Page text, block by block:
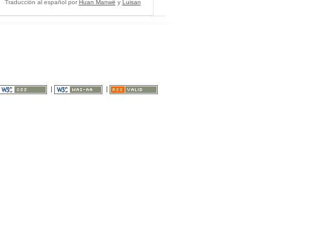
Traducción al español por Huan Manwë y Luisan